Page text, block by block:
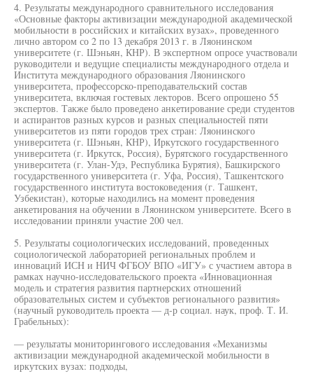
4. Результаты международного сравнительного исследования
«Основные факторы активизации международной академической
мобильности в российских и китайских вузах», проведенного
лично автором со 2 по 13 декабря 2013 г. в Ляонинском
университете (г. Шэньян, КНР). В экспертном опросе участвовали
руководители и ведущие специалисты международного отдела и
Института международного образования Ляонинского
университета, профессорско-преподавательский состав
университета, включая гостевых лекторов. Всего опрошено 55
экспертов. Также было проведено анкетирование среди студентов
и аспирантов разных курсов и разных специальностей пяти
университетов из пяти городов трех стран: Ляонинского
университета (г. Шэньян, КНР), Иркутского государственного
университета (г. Иркутск, Россия), Бурятского государственного
университета (г. Улан-Удэ, Республика Бурятия), Башкирского
государственного университета (г. Уфа, Россия), Ташкентского
государственного института востоковедения (г. Ташкент,
Узбекистан), которые находились на момент проведения
анкетирования на обучении в Ляонинском университете. Всего в
исследовании приняли участие 200 чел.
5. Результаты социологических исследований, проведенных
социологической лабораторией региональных проблем и
инноваций ИСН и НИЧ ФГБОУ ВПО «ИГУ» с участием автора в
рамках научно-исследовательского проекта «Инновационная
модель и стратегия развития партнерских отношений
образовательных систем и субъектов регионального развития»
(научный руководитель проекта — д-р социал. наук, проф. Т. И.
Грабельных):
— результаты мониторингового исследования «Механизмы
активизации международной академической мобильности в
иркутских вузах: подходы,